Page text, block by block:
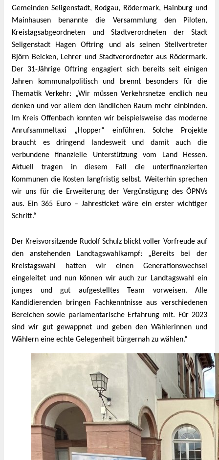
Gemeinden Seligenstadt, Rodgau, Rödermark, Hainburg und
Mainhausen benannte die Versammlung den Piloten,
Kreistagsabgeordneten und Stadtverordneten der Stadt
Seligenstadt Hagen Oftring und als seinen Stellvertreter
Björn Beicken, Lehrer und Stadtverordneter aus Rödermark.
Der 31-Jährige Oftring engagiert sich bereits seit einigen
Jahren kommunalpolitisch und brennt besonders für die
Thematik Verkehr: „Wir müssen Verkehrsnetze endlich neu
denken und vor allem den ländlichen Raum mehr einbinden.
Im Kreis Offenbach konnten wir beispielsweise das moderne
Anrufsammeltaxi „Hopper“ einführen. Solche Projekte
braucht es dringend landesweit und damit auch die
verbundene finanzielle Unterstützung vom Land Hessen.
Aktuell tragen in diesem Fall die unterfinanzierten
Kommunen die Kosten langfristig selbst. Weiterhin sprechen
wir uns für die Erweiterung der Vergünstigung des ÖPNVs
aus. Ein 365 Euro – Jahresticket wäre ein erster wichtiger
Schritt.“
Der Kreisvorsitzende Rudolf Schulz blickt voller Vorfreude auf
den anstehenden Landtagswahlkampf: „Bereits bei der
Kreistagswahl hatten wir einen Generationswechsel
eingeleitet und nun können wir auch zur Landtagswahl ein
junges und gut aufgestelltes Team vorweisen. Alle
Kandidierenden bringen Fachkenntnisse aus verschiedenen
Bereichen sowie parlamentarische Erfahrung mit. Für 2023
sind wir gut gewappnet und geben den Wählerinnen und
Wählern eine echte Gelegenheit bürgernah zu wählen.“